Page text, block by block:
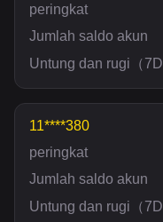
peringkat
Jumlah saldo akun
Untung dan rugi （7D
11****380
peringkat
Jumlah saldo akun
Untung dan rugi （7D